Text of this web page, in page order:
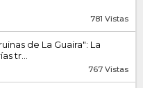
781 Vistas
de La Guaira": La
tr...
767 Vistas